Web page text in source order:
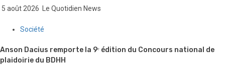
5 août 2026 Le Quotidien News
Société
Anson Dacius remporte la 9ᵉ édition du Concours national de
plaidoirie du BDHH